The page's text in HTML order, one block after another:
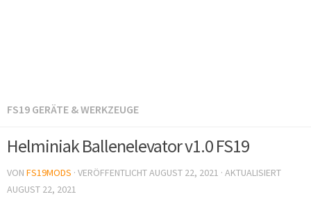
FS19 GERÄTE & WERKZEUGE
Helminiak Ballenelevator v1.0 FS19
VON FS19MODS · VERÖFFENTLICHTAUGUST 22, 2021 · AKTUALISIERT
AUGUST 22, 2021